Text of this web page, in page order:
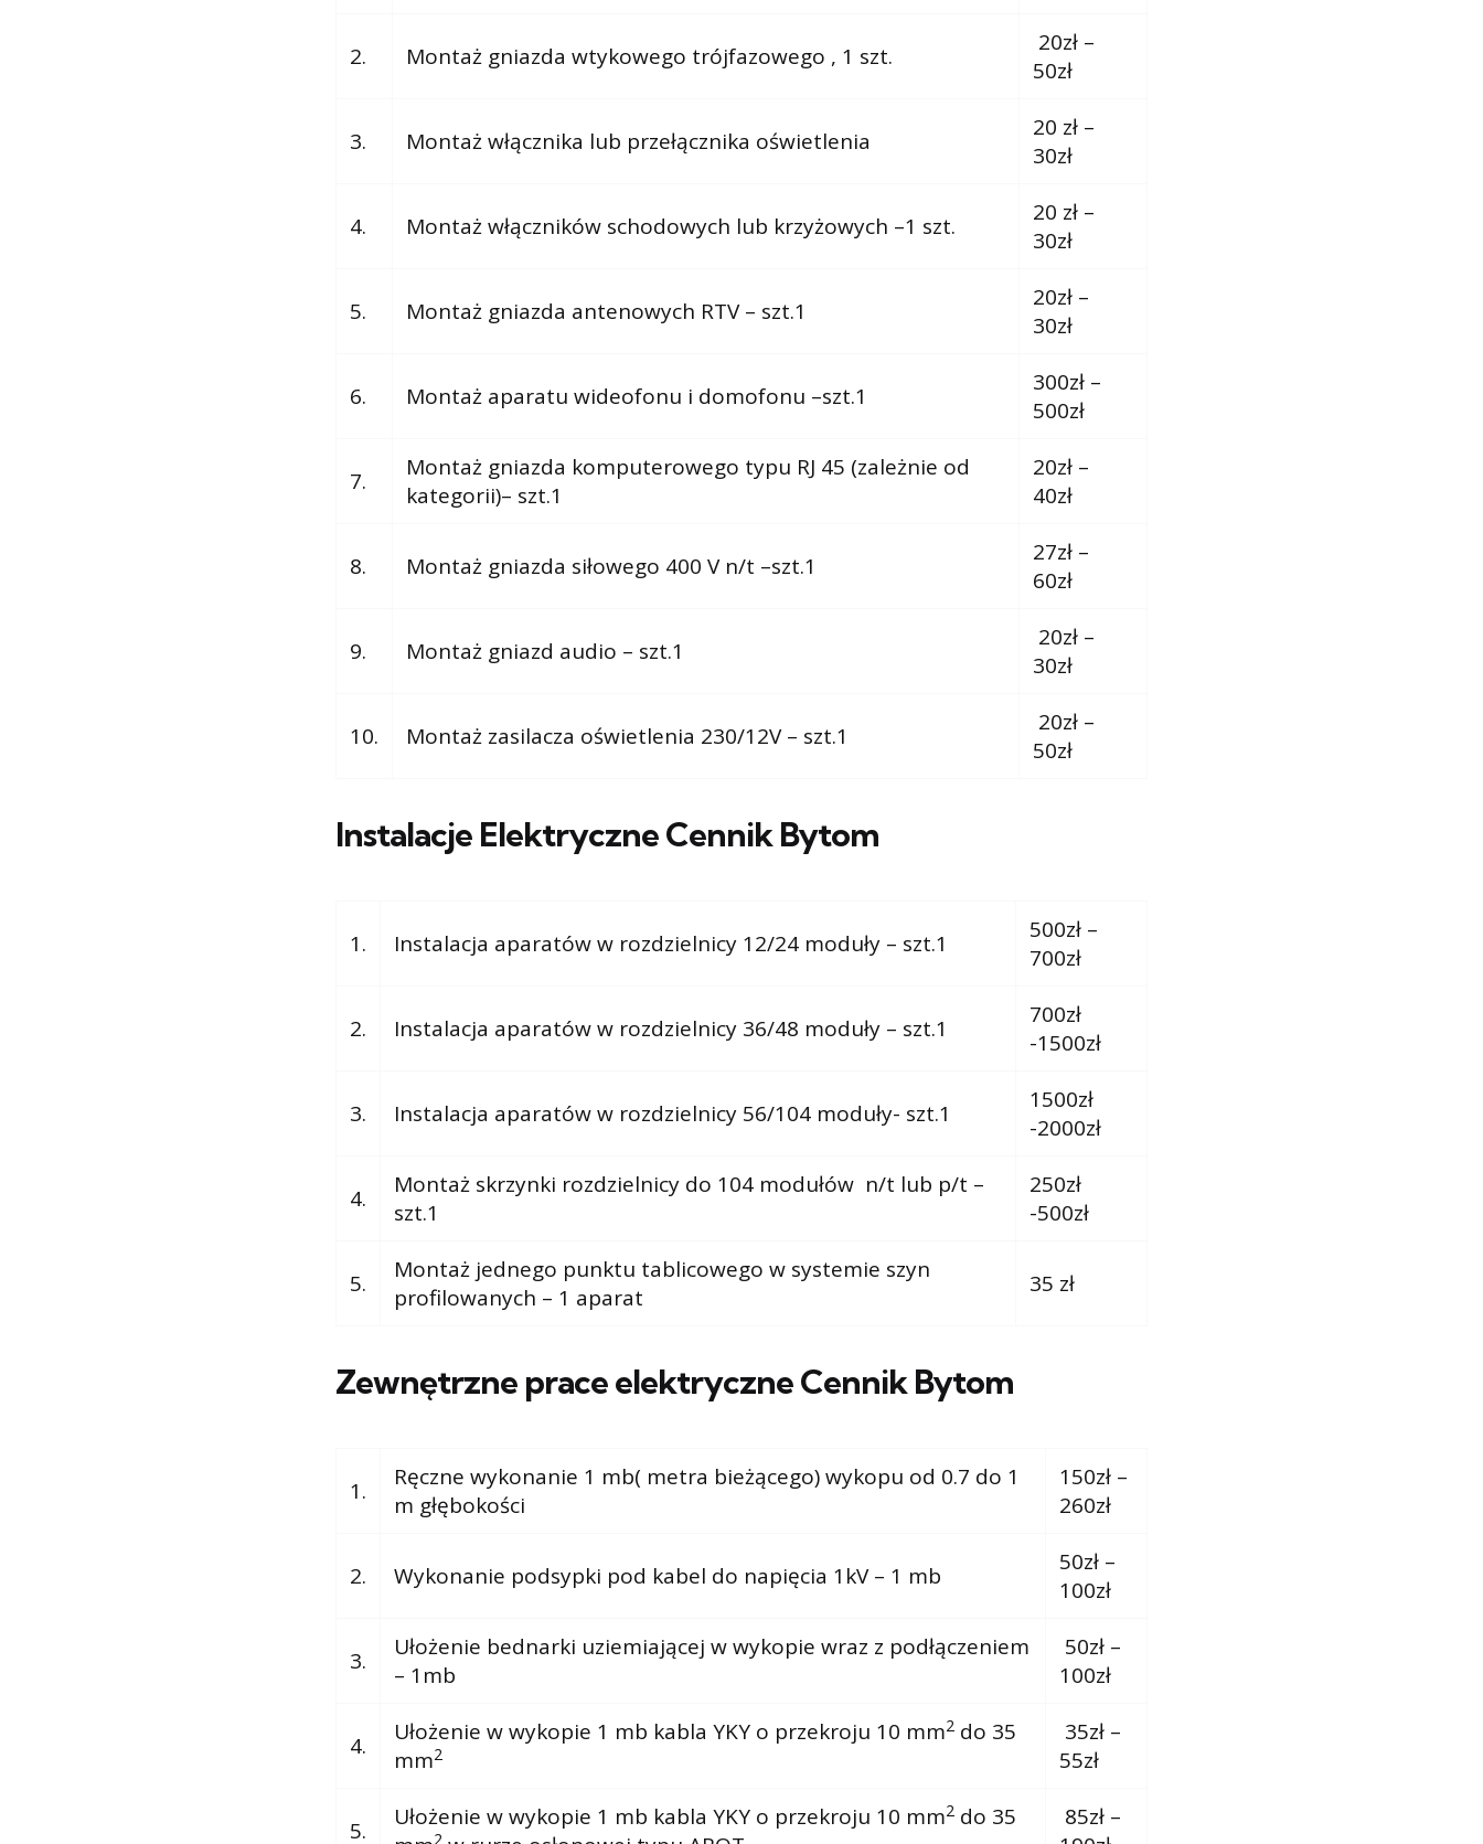
2. Montaż gniazda wtykowego trójfazowego , 1 szt.
20zł –
50zł
3. Montaż włącznika lub przełącznika oświetlenia
20 zł –
30zł
4. Montaż włączników schodowych lub krzyżowych –1 szt.
20 zł –
30zł
5. Montaż gniazda antenowych RTV – szt.1
20zł –
30zł
6. Montaż aparatu wideofonu i domofonu –szt.1
300zł –
500zł
7.
Montaż gniazda komputerowego typu RJ 45 (zależnie od
kategorii)– szt.1
20zł –
40zł
8. Montaż gniazda siłowego 400 V n/t –szt.1
27zł –
60zł
9. Montaż gniazd audio – szt.1
20zł –
30zł
10. Montaż zasilacza oświetlenia 230/12V – szt.1
20zł –
50zł
Instalacje Elektryczne Cennik Bytom
1. Instalacja aparatów w rozdzielnicy 12/24 moduły – szt.1
500zł –
700zł
2. Instalacja aparatów w rozdzielnicy 36/48 moduły – szt.1
700zł
-1500zł
3. Instalacja aparatów w rozdzielnicy 56/104 moduły- szt.1
1500zł
-2000zł
4.
Montaż skrzynki rozdzielnicy do 104 modułów n/t lub p/t –
szt.1
250zł
-500zł
5.
Montaż jednego punktu tablicowego w systemie szyn
profilowanych – 1 aparat
35 zł
Zewnętrzne prace elektryczne Cennik Bytom
1.
Ręczne wykonanie 1 mb( metra bieżącego) wykopu od 0.7 do 1
m głębokości
150zł –
260zł
2. Wykonanie podsypki pod kabel do napięcia 1kV – 1 mb
50zł –
100zł
3.
Ułożenie bednarki uziemiającej w wykopie wraz z podłączeniem
– 1mb
50zł –
100zł
4. Ułożenie w wykopie 1 mb kabla YKY o przekroju 10 mm2 do 35
mm2
35zł –
55zł
5. Ułożenie w wykopie 1 mb kabla YKY o przekroju 10 mm2 do 35
2
85zł –